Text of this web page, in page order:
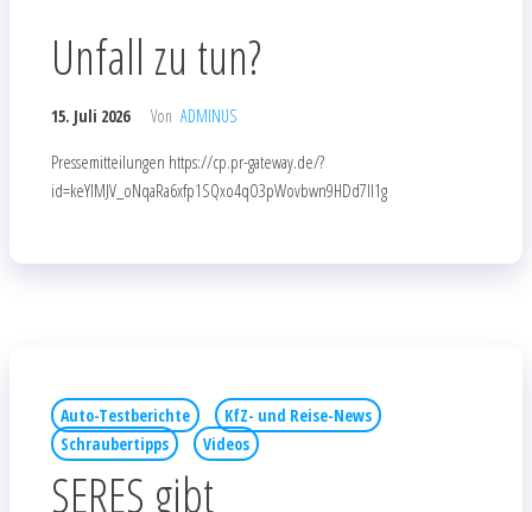
Unfall zu tun?
15. Juli 2026 Von ADMINUS
Pressemitteilungen https://cp.pr-gateway.de/?
id=keYlMJV_oNqaRa6xfp1SQxo4qO3pWovbwn9HDd7Il1g
Auto-Testberichte
KfZ- und Reise-News
Schraubertipps
Videos
SERES gibt